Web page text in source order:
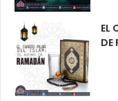
EL
DE